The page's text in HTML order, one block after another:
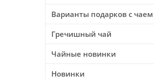
Варианты подарков с чаем
Гречишный чай
Чайные новинки
Новинки